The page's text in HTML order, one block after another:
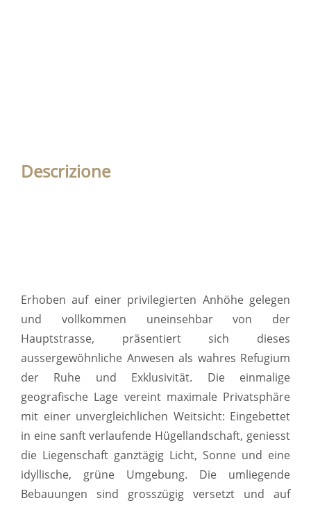
Descrizione
Erhoben auf einer privilegierten Anhöhe gelegen
und vollkommen uneinsehbar von der
Hauptstrasse, präsentiert sich dieses
aussergewöhnliche Anwesen als wahres Refugium
der Ruhe und Exklusivität. Die einmalige
geografische Lage vereint maximale Privatsphäre
mit einer unvergleichlichen Weitsicht: Eingebettet
in eine sanft verlaufende Hügellandschaft, geniesst
die Liegenschaft ganztägig Licht, Sonne und eine
idyllische, grüne Umgebung. Die umliegende
Bebauungen sind grosszügig versetzt und auf